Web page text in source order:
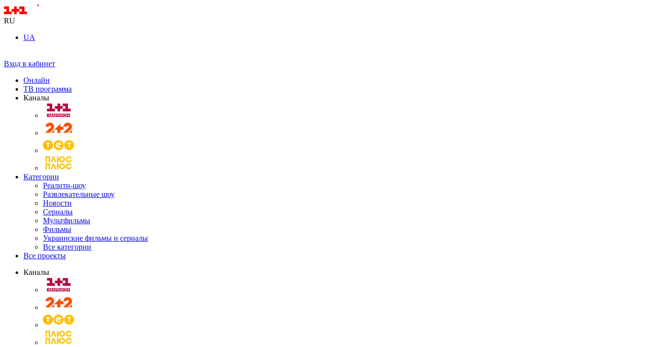
RU
UA
Вход в кабинет
Онлайн
ТВ программа
Каналы
Категории
Реалити-шоу
Развлекательные шоу
Новости
Сериалы
Мультфильмы
Фильмы
Украинские фильмы и сериалы
Все категории
Все проекты
Каналы